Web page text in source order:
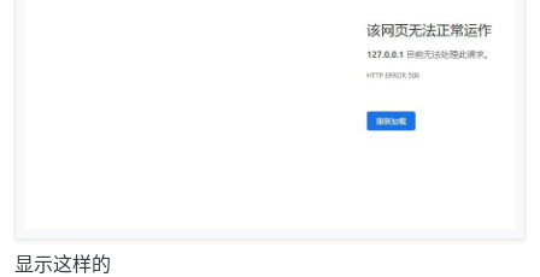
显示这样的